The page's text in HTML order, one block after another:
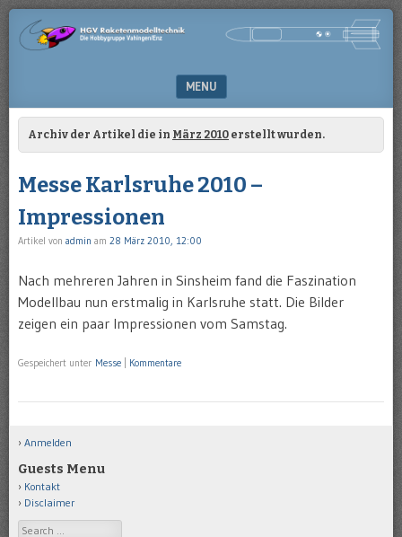
HGV-
Die
Hobbygruppe
MENU
SKIP TO CONTENT
Archiv der Artikel die in März 2010 erstellt wurden.
Messe Karlsruhe 2010 –
Impressionen
Artikel von admin am 28 März 2010, 12:00
Nach mehreren Jahren in Sinsheim fand die Faszination
Modellbau nun erstmalig in Karlsruhe statt. Die Bilder
zeigen ein paar Impressionen vom Samstag.
Gespeichert unter Messe Kommentare
Anmelden
Guests Menu
Kontakt
Disclaimer
Search